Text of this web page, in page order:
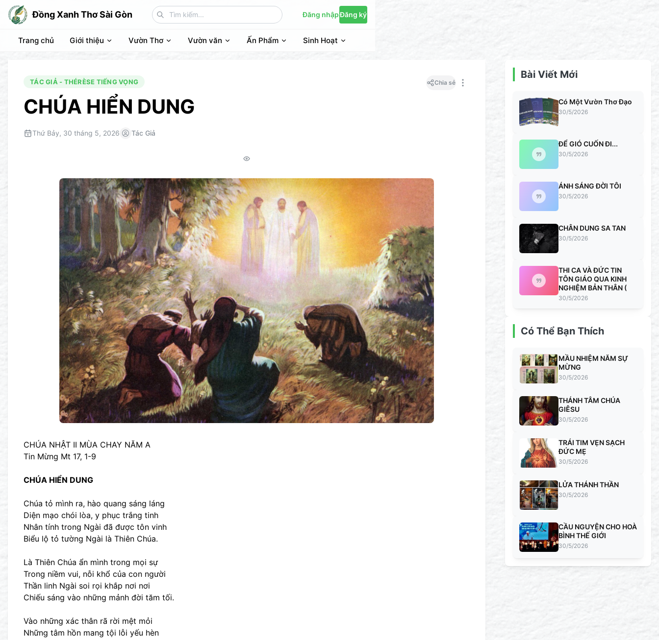
Đồng Xanh Thơ Sài Gòn Đăng nhậpĐăng ký
Trang chủ Giới thiệu Vườn Thơ Vườn văn Ấn Phẩm Sinh Hoạt
TÁC GIẢ - THÉRÈSE TIẾNG VỌNG
CHÚA HIỂN DUNG
Chia sẻ
Thứ Bảy, 30 tháng 5, 2026 Tác Giả
CHÚA NHẬT II MÙA CHAY NĂM A
Tin Mừng Mt 17, 1-9
CHÚA HIỂN DUNG
Chúa tỏ mình ra, hào quang sáng láng
Diện mạo chói lòa, y phục trắng tinh
Nhân tính trong Ngài đã được tôn vinh
Biểu lộ tỏ tường Ngài là Thiên Chúa.
Là Thiên Chúa ẩn mình trong mọi sự
Trong niềm vui, nỗi khổ của con người
Thần linh Ngài soi rọi khắp nơi nơi
Chiếu sáng vào những mảnh đời tăm tối.
Vào những xác thân rã rời mệt mỏi
Những tâm hồn mang tội lỗi yếu hèn
Bài Viết Mới
Có Một Vườn Thơ Đạo
30/5/2026
ĐỂ GIÓ CUỐN ĐI...
30/5/2026
ÁNH SÁNG ĐỜI TÔI
30/5/2026
CHÂN DUNG SA TAN
30/5/2026
THI CA VÀ ĐỨC TIN
TÔN GIÁO QUA KINH
NGHIỆM BẢN THÂN (
30/5/2026
Có Thể Bạn Thích
MẦU NHIỆM NĂM SỰ
MỪNG
30/5/2026
THÁNH TÂM CHÚA
GIÊSU
30/5/2026
TRÁI TIM VẸN SẠCH
ĐỨC MẸ
30/5/2026
LỬA THÁNH THẦN
30/5/2026
CẦU NGUYỆN CHO HOÀ
BÌNH THẾ GIỚI
30/5/2026